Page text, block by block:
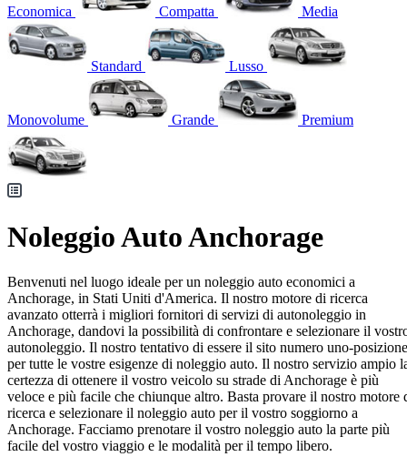
Economica Compatta Media
Standard Lusso
Monovolume Grande Premium
Noleggio Auto Anchorage
Benvenuti nel luogo ideale per un noleggio auto economici a
Anchorage, in Stati Uniti d'America. Il nostro motore di ricerca
avanzato otterrà i migliori fornitori di servizi di autonoleggio in
Anchorage, dandovi la possibilità di confrontare e selezionare il
autonoleggio. Il nostro tentativo di essere il sito numero uno-posizione
per tutte le vostre esigenze di noleggio auto. Il nostro servizio ampio
certezza di ottenere il vostro veicolo su strade di Anchorage è più
veloce e più facile che chiunque altro. Basta provare il nostro motore
ricerca e selezionare il noleggio auto per il vostro soggiorno a
Anchorage. Facciamo prenotare il vostro noleggio auto la parte più
facile del vostro viaggio e le modalità per il tempo libero.